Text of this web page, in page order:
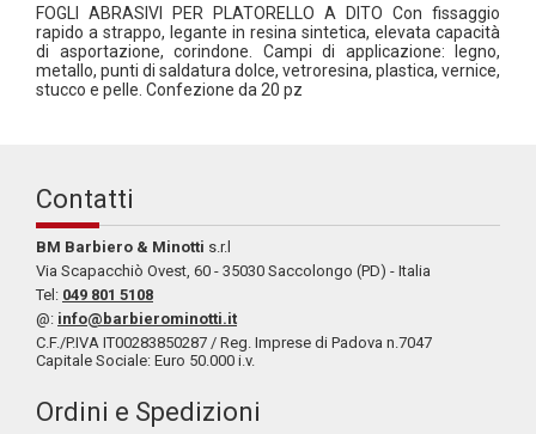
FOGLI ABRASIVI PER PLATORELLO A DITO Con fissaggio
rapido a strappo, legante in resina sintetica, elevata capacità
di asportazione, corindone. Campi di applicazione: legno,
metallo, punti di saldatura dolce, vetroresina, plastica, vernice,
stucco e pelle. Confezione da 20 pz
Contatti
BM Barbiero & Minotti s.r.l
Via Scapacchiò Ovest, 60 - 35030 Saccolongo (PD) - Italia
Tel: 049 801 5108
@: info@barbierominotti.it
C.F./P.IVA IT00283850287 / Reg. Imprese di Padova n.7047
Capitale Sociale: Euro 50.000 i.v.
Ordini e Spedizioni